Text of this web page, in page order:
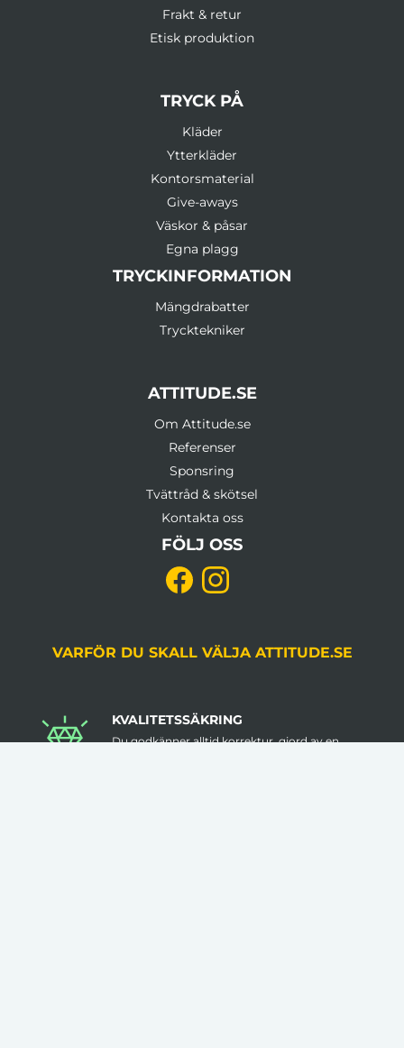
Frakt & retur
Etisk produktion
TRYCK PÅ
Kläder
Ytterkläder
Kontorsmaterial
Give-aways
Väskor & påsar
Egna plagg
TRYCKINFORMATION
Mängdrabatter
Trycktekniker
ATTITUDE.SE
Om Attitude.se
Referenser
Sponsring
Tvättråd & skötsel
Kontakta oss
FÖLJ OSS
VARFÖR DU SKALL VÄLJA ATTITUDE.SE
KVALITETSSÄKRING
Du godkänner alltid korrektur, gjord av en